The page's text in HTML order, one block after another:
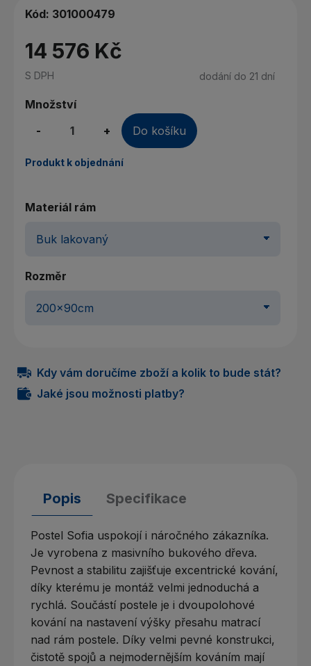
Kód: 301000479
14 576 Kč
S DPH dodání do 21 dní
Množství
-
+ Do košíku
Produkt k objednání
Materiál rám
Rozměr
Kdy vám doručíme zboží a kolik to bude stát?
Jaké jsou možnosti platby?
Popis Specifikace
Postel Sofia uspokojí i náročného zákazníka.
Je vyrobena z masivního bukového dřeva.
Pevnost a stabilitu zajišťuje excentrické kování,
díky kterému je montáž velmi jednoduchá a
rychlá. Součástí postele je i dvoupolohové
kování na nastavení výšky přesahu matrací
nad rám postele. Díky velmi pevné konstrukci,
čistotě spojů a nejmodernějším kováním mají